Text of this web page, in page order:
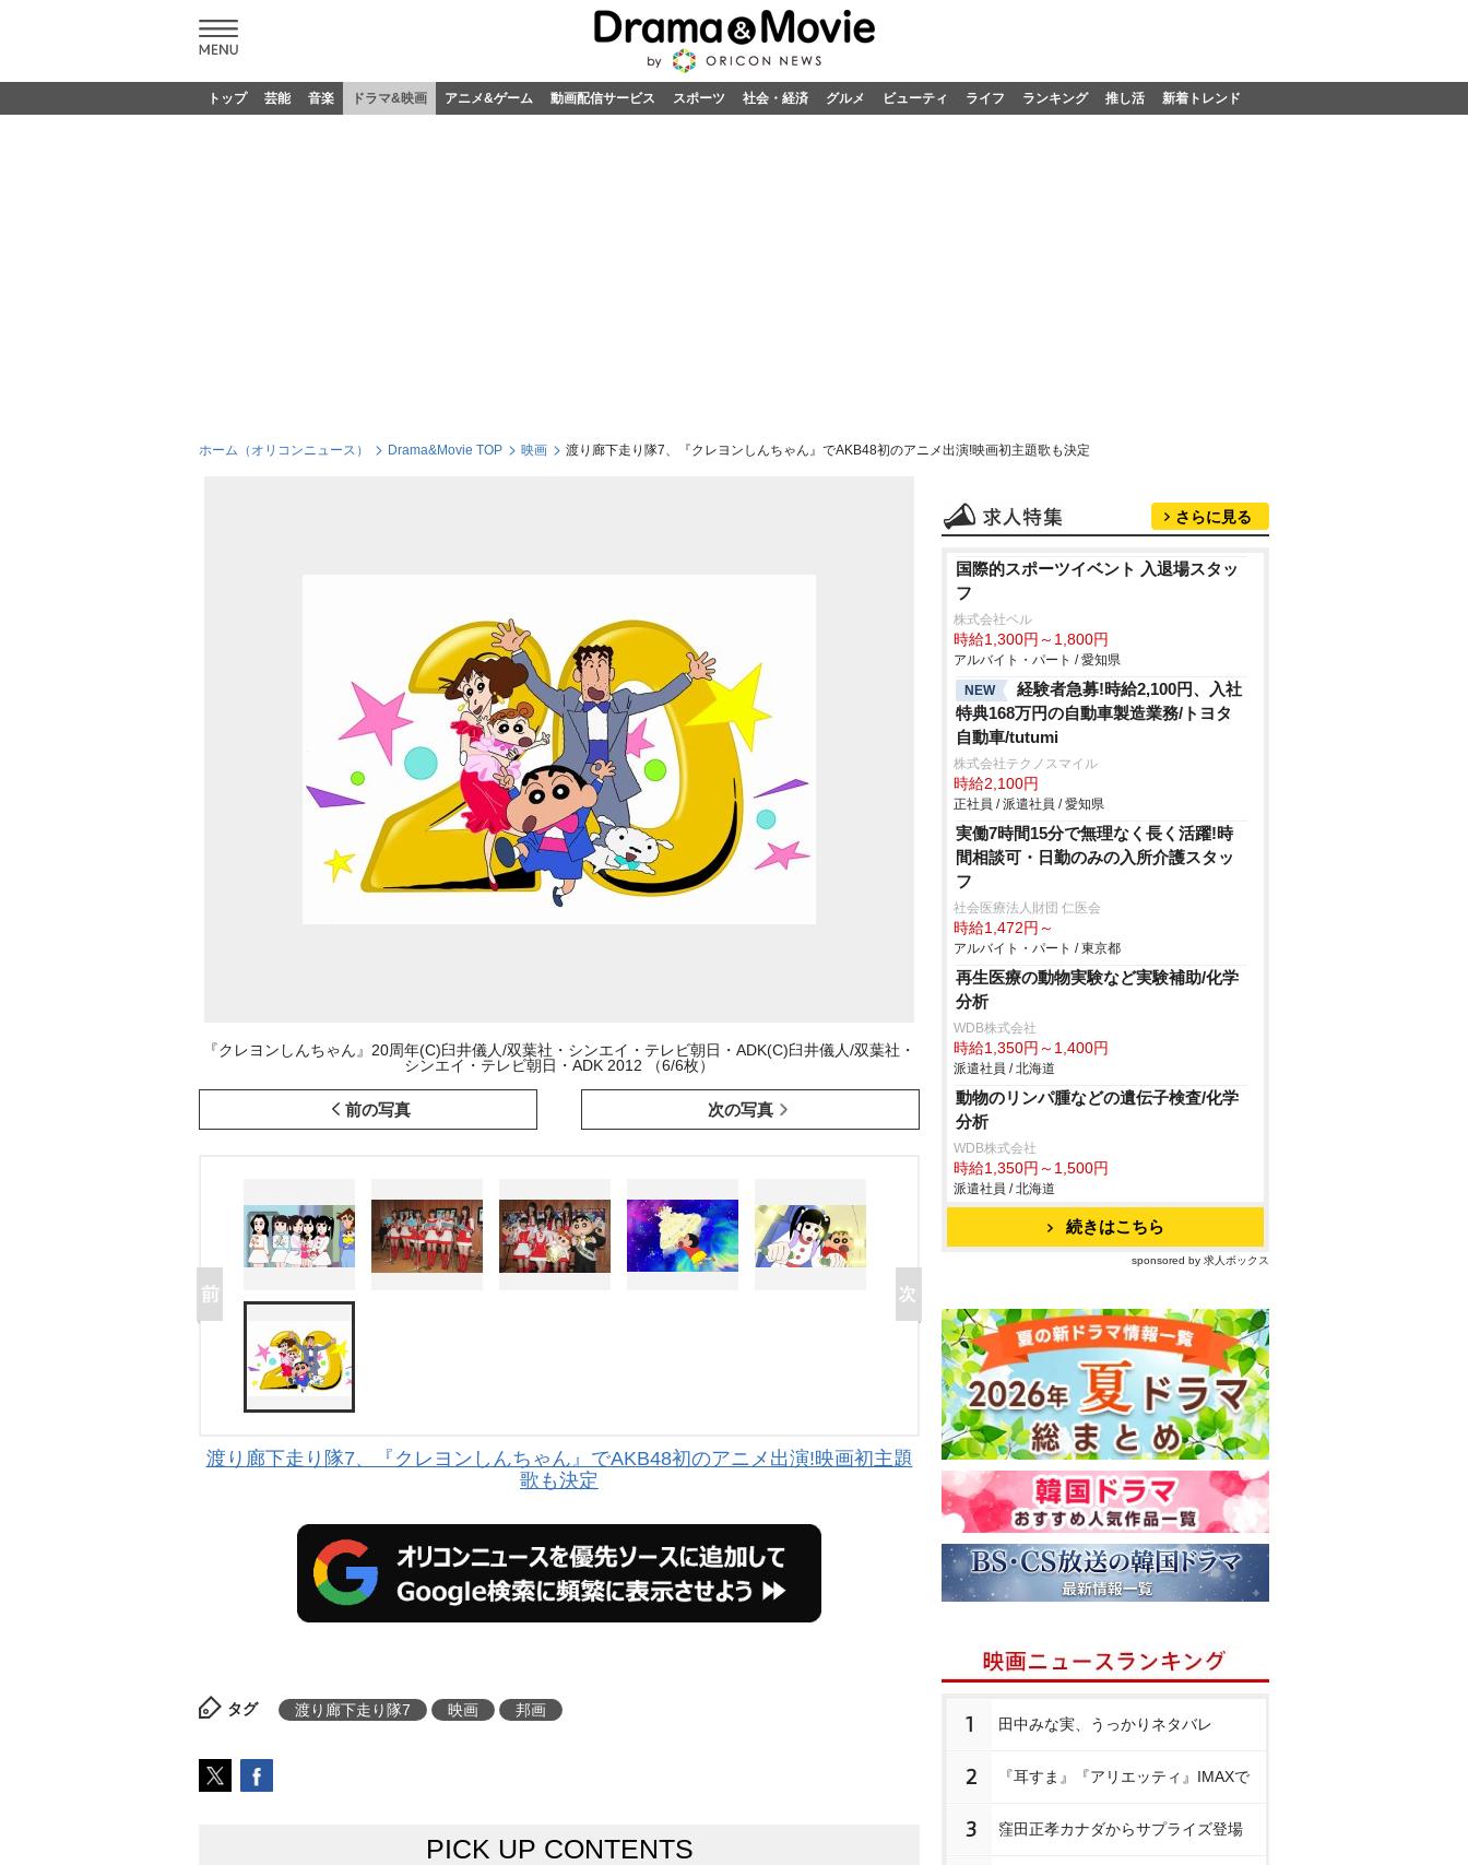
トップ 芸能 音楽 ドラマ&映画 アニメ&ゲーム 動画配信サービス スポーツ 社会・経済 グルメ ビューティ ライフ ランキング 推し活 新着トレンド
ホーム（オリコンニュース） Drama&Movie TOP 映画 渡り廊下走り隊7、『クレヨンしんちゃん』でAKB48初のアニメ出演!映画初主題歌も決定
『クレヨンしんちゃん』20周年(C)臼井儀人/双葉社・シンエイ・テレビ朝日・ADK(C)臼井儀人/双葉社・
シンエイ・テレビ朝日・ADK 2012 （6/6枚）
前の写真 次の写真
渡り廊下走り隊7、『クレヨンしんちゃん』でAKB48初のアニメ出演!映画初主題
歌も決定
タグ 渡り廊下走り隊7 映画 邦画
PICK UP CONTENTS
さらに見る
国際的スポーツイベント 入退場スタッ
フ
株式会社ベル
時給1,300円～1,800円
アルバイト・パート / 愛知県
NEW
経験者急募!時給2,100円、入社
特典168万円の自動車製造業務/トヨタ
自動車/tutumi
株式会社テクノスマイル
時給2,100円
正社員 / 派遣社員 / 愛知県
実働7時間15分で無理なく長く活躍!時
間相談可・日勤のみの入所介護スタッ
フ
社会医療法人財団 仁医会
時給1,472円～
アルバイト・パート / 東京都
再生医療の動物実験など実験補助/化学
分析
WDB株式会社
時給1,350円～1,400円
派遣社員 / 北海道
動物のリンパ腫などの遺伝子検査/化学
分析
WDB株式会社
時給1,350円～1,500円
派遣社員 / 北海道
続きはこちら
sponsored by 求人ボックス
1 田中みな実、うっかりネタバレ
2 『耳すま』『アリエッティ』IMAXで
3 窪田正孝カナダからサプライズ登場